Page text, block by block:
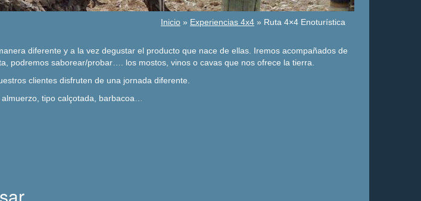
Inicio » Experiencias 4x4 » Ruta 4×4 Enoturística
diferente y a la vez degustar el producto que nace de ellas. Iremos acompañados de
podremos saborear/probar…. los mostos, vinos o cavas que nos ofrece la tierra.
clientes disfruten de una jornada diferente.
tipo calçotada, barbacoa…